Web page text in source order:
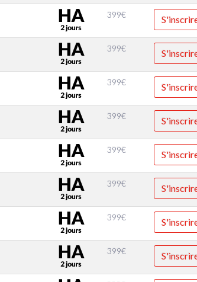
399€
399€
399€
399€
399€
399€
399€
399€